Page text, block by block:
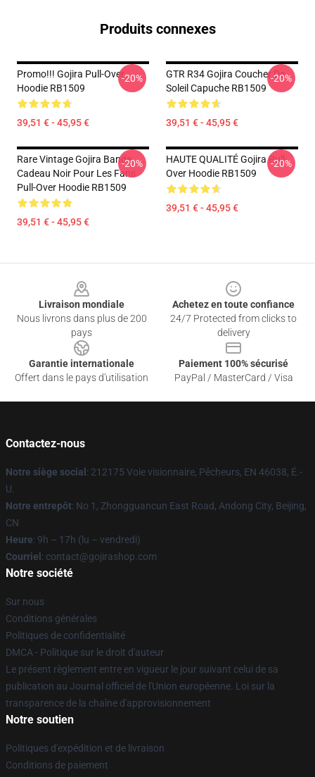
Produits connexes
Promo!!! Gojira Pull-Over
Hoodie RB1509
39,51 € - 45,95 €
-20%
GTR R34 Gojira Coucher De
Soleil Capuche RB1509
39,51 € - 45,95 €
-20%
Rare Vintage Gojira Bande
Cadeau Noir Pour Les Fans
Pull-Over Hoodie RB1509
39,51 € - 45,95 €
-20%
HAUTE QUALITÉ Gojira Pull-
Over Hoodie RB1509
39,51 € - 45,95 €
-20%
Livraison mondiale
Nous livrons dans plus de 200
pays
Achetez en toute confiance
24/7 Protected from clicks to
delivery
Garantie internationale
Offert dans le pays d'utilisation
Paiement 100% sécurisé
PayPal / MasterCard / Visa
Contactez-nous
Notre siège social : 212175 Voie visionnaire, Pêcheurs, EN 46038, É.-
U.
Notre entrepôt: No 1, Zhongguancun East Road, Andong City, Beijing,
CN
Heure: 9h – 17h (lu – vendredi)
Courriel : contact@gojirashop.com
Notre société
Sur nous
Conditions générales
Politiques de confidentialité
DMCA - Politique sur le droit d'auteur
Le présent règlement entre en vigueur le jour suivant celui de sa
publication au Journal officiel de l'Union européenne. Loi sur la
transparence de la chaîne d'approvisionnement
Notre soutien
Politiques d'expédition et de livraison
Conditions de paiement